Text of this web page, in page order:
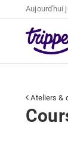
Aujourd'hui
Ateliers &